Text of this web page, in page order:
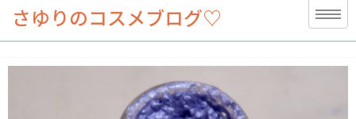
さゆりのコスメブログ♡